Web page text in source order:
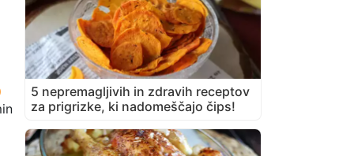
5 nepremagljivih in zdravih receptov
za prigrizke, ki nadomeščajo čips!